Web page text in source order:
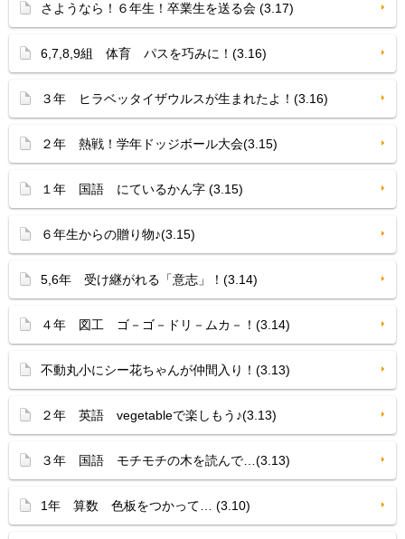
さようなら！６年生！卒業生を送る会 (3.17)
6,7,8,9組 体育 パスを巧みに！(3.16)
３年 ヒラベッタイザウルスが生まれたよ！(3.16)
２年 熱戦！学年ドッジボール大会(3.15)
１年 国語 にているかん字 (3.15)
６年生からの贈り物♪(3.15)
5,6年 受け継がれる「意志」！(3.14)
４年 図工 ゴ－ゴ－ドリ－ムカ－！(3.14)
不動丸小にシー花ちゃんが仲間入り！(3.13)
２年 英語 vegetableで楽しもう♪(3.13)
３年 国語 モチモチの木を読んで…(3.13)
1年 算数 色板をつかって… (3.10)